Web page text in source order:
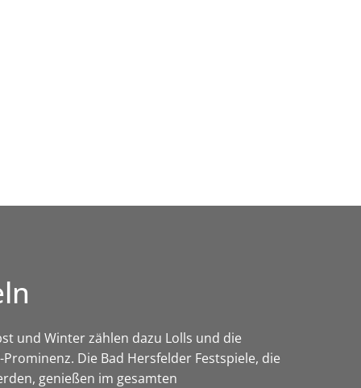
und Winter zählen dazu Lolls und die
Die Bad Hersfelder Festspiele, die
genießen im gesamten